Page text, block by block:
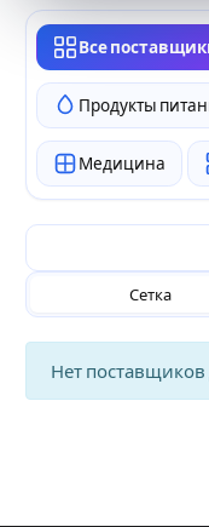
Все
Продукты
Медицина
Сетка
Нет